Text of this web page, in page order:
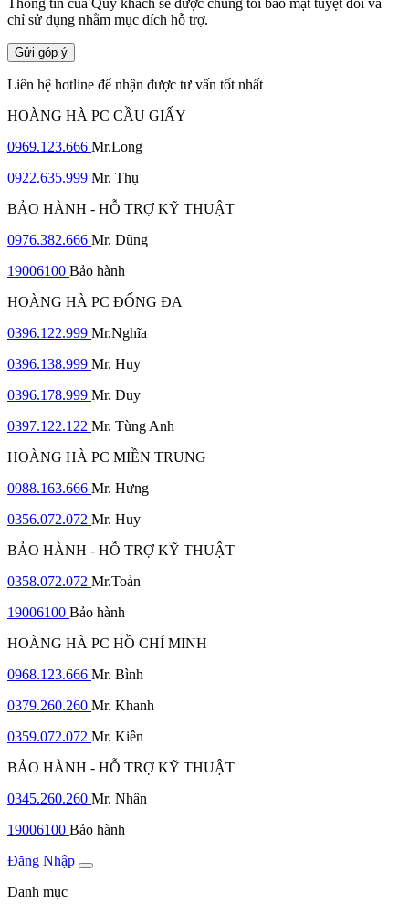
Thông tin của Quý khách sẽ được chúng tôi bảo mật tuyệt đối và
chỉ sử dụng nhằm mục đích hỗ trợ.
Gửi góp ý
Liên hệ hotline để nhận được tư vấn tốt nhất
HOÀNG HÀ PC CẦU GIẤY
0969.123.666 Mr.Long
0922.635.999 Mr. Thụ
BẢO HÀNH - HỖ TRỢ KỸ THUẬT
0976.382.666 Mr. Dũng
19006100 Bảo hành
HOÀNG HÀ PC ĐỐNG ĐA
0396.122.999 Mr.Nghĩa
0396.138.999 Mr. Huy
0396.178.999 Mr. Duy
0397.122.122 Mr. Tùng Anh
HOÀNG HÀ PC MIỀN TRUNG
0988.163.666 Mr. Hưng
0356.072.072 Mr. Huy
BẢO HÀNH - HỖ TRỢ KỸ THUẬT
0358.072.072 Mr.Toản
19006100 Bảo hành
HOÀNG HÀ PC HỒ CHÍ MINH
0968.123.666 Mr. Bình
0379.260.260 Mr. Khanh
0359.072.072 Mr. Kiên
BẢO HÀNH - HỖ TRỢ KỸ THUẬT
0345.260.260 Mr. Nhân
19006100 Bảo hành
Đăng Nhập
Danh mục